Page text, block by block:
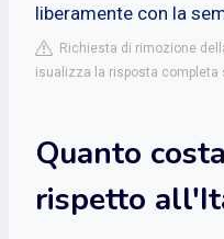
liberamente con la
Richiesta di rimozione
isualizza la risposta completa
Quanto
rispetto